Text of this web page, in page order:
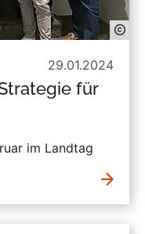
29.01.2024
für
im Landtag